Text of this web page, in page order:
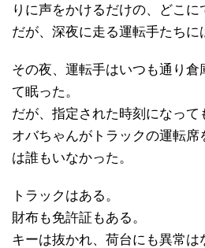
りに声をかけるだけの、どこ
だが、深夜に走る運転手たちに
その夜、運転手はいつも通り
て眠った。
だが、指定された時刻になって
オバちゃんがトラックの運転席
は誰もいなかった。
トラックはある。
財布も免許証もある。
キーは抜かれ、荷台にも異常は